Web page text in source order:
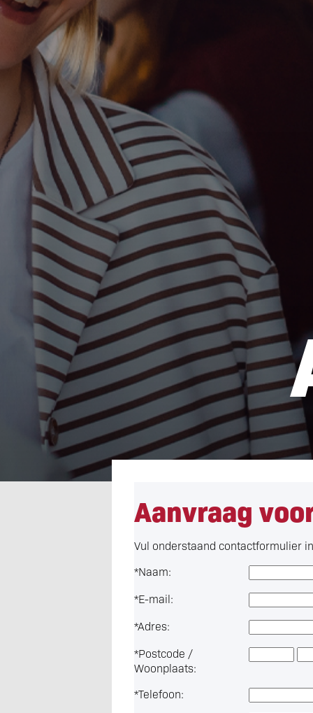
Aanvraag
Vul onderstaand contactformulier
*Naam:
*E-mail:
*Adres:
*Postcode /
Woonplaats:
*Telefoon: